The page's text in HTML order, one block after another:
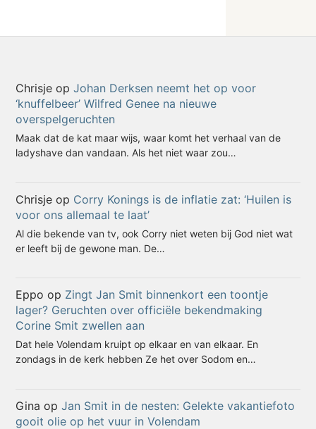
Chrisje opJohan Derksen neemt het op voor
‘knuffelbeer’ Wilfred Genee na nieuwe
overspelgeruchten
Maak dat de kat maar wijs, waar komt het verhaal van de
ladyshave dan vandaan. Als het niet waar zou…
Chrisje op Corry Konings is de inflatie zat: ‘Huilen is
voor ons allemaal te laat’
Al die bekende van tv, ook Corry niet weten bij God niet wat
er leeft bij de gewone man. De…
Eppo op Zingt Jan Smit binnenkort een toontje
lager? Geruchten over officiële bekendmaking
Corine Smit zwellen aan
Dat hele Volendam kruipt op elkaar en van elkaar. En
zondags in de kerk hebben Ze het over Sodom en…
Gina opJan Smit in de nesten: Gelekte vakantiefoto
gooit olie op het vuur in Volendam